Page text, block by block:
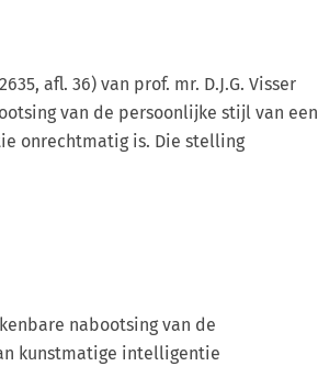
afl. 36) van prof. mr. D.J.G. Visser
van de persoonlijke stijl van een
onrechtmatig is. Die stelling
nabootsing van de
kunstmatige intelligentie